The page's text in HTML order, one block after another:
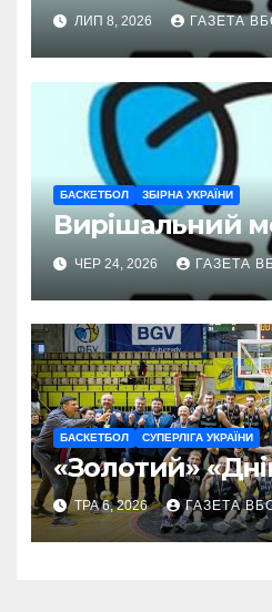
ЛИП 8, 2026 ГАЗЕТА
БАСКЕТБОЛ ЗБІРНА УКРАЇНИ
Вирішальний
ЧЕР 24, 2026 ГАЗЕТА
БАСКЕТБОЛ СУПЕРЛІГА УКРАЇНИ
«Золотий»
ТРА 6, 2026 ГАЗЕТА